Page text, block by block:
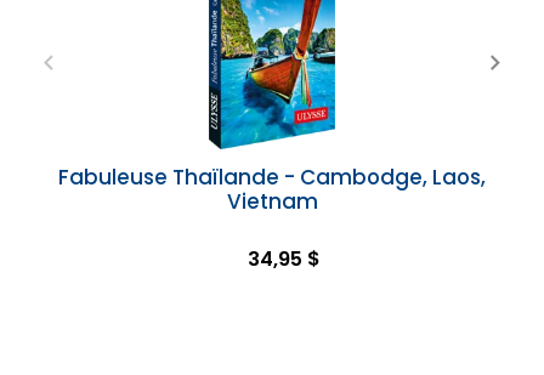
Fabuleuse Thaïlande - Cambodge, Laos,
Vietnam
34,95 $